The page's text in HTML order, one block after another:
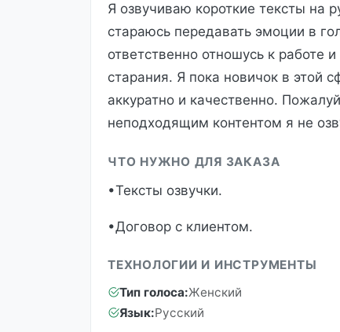
Я озвучиваю короткие тексты на
стараюсь передавать эмоции в
ответственно отношусь к работе
старания. Я пока новичок в этой
аккуратно и качественно.
неподходящим контентом я не
ЧТО НУЖНО ДЛЯ ЗАКАЗА
•Тексты озвучки.
•Договор с клиентом.
ТЕХНОЛОГИИ И ИНСТРУМЕНТЫ
Тип голоса:Женский
Язык:Русский